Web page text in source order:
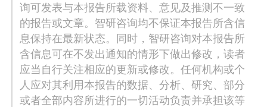
询可发表与本报告所载资料、意见及推测不一致
的报告或文章。智研咨询均不保证本报告所含信
息保持在最新状态。同时，智研咨询对本报告所
含信息可在不发出通知的情形下做出修改，读者
应当自行关注相应的更新或修改。任何机构或个
人应对其利用本报告的数据、分析、研究、部分
或者全部内容所进行的一切活动负责并承担该等